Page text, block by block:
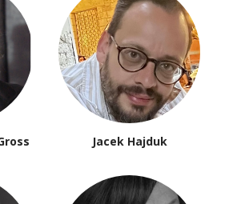
Jacek Hajduk